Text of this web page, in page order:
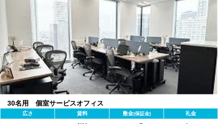
30名用 個室サービスオフィス
広さ 賃料 敷金(保証金) 礼金